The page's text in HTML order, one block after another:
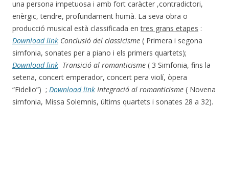
una persona impetuosa i amb fort caràcter ,contradictori,
enèrgic, tendre, profundament humà. La seva obra o
producció musical està classificada entres grans etapes :
Download link Conclusió del classicisme ( Primera i segona
simfonia, sonates per a piano i els primers quartets);
Download link Transició al romanticisme ( 3 Simfonia, fins la
setena, concert emperador, concert pera violí, òpera
“Fidelio”) ; Download link Integració al romanticisme ( Novena
simfonia, Missa Solemnis, últims quartets i sonates 28 a 32).